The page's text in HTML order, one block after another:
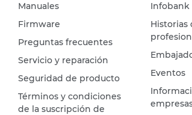
Manuales
Firmware
Preguntas frecuentes
Servicio y reparación
Seguridad de producto
Términos y condiciones
de la suscripción de
Infobank
Historias
Eventos